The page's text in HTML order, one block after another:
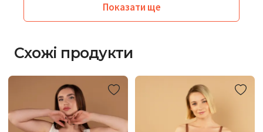
Показати ще
Схожі продукти